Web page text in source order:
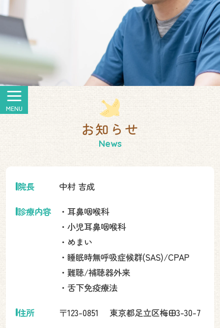
・
軽にどうぞ
お知らせ
院長 中村 吉成
診療内容
・耳鼻咽喉科
・小児耳鼻咽喉科
・めまい
・睡眠時無呼吸症候群(SAS)/CPAP
・難聴/補聴器外来
・舌下免疫療法
住所 〒123-0851 東京都足立区梅田3-30-7